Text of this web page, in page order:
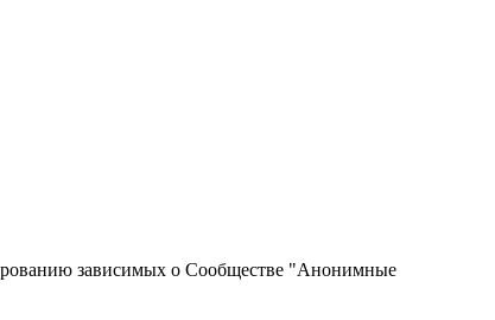
зависимых о Сообществе "Анонимные